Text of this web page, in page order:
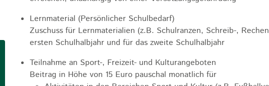
Lernmaterial (Persönlicher Schulbedarf)
Zuschuss für Lernmaterialien (z.B. Schulranzen, Schreib-,
ersten Schulhalbjahr und für das zweite Schulhalbjahr
Teilnahme an Sport-, Freizeit- und Kulturangeboten
Beitrag in Höhe von 15 Euro pauschal monatlich für